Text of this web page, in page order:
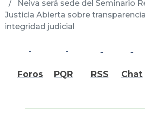
Neiva será sede del Seminario
Justicia Abierta sobre
integridad judicial
Foros PQR RSS Chat